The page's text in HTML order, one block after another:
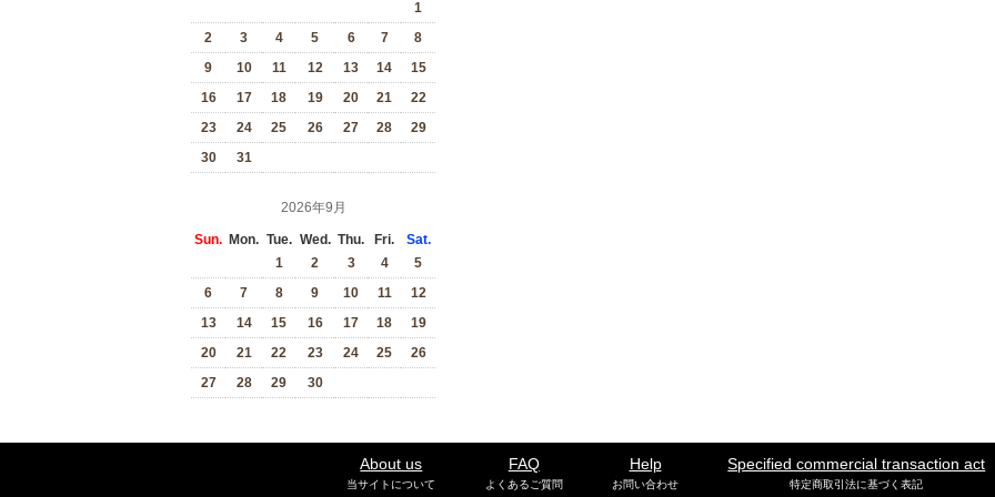
1
2
3 4 5 6 7
8
9
10 11 12 13 14
15
16
17 18 19 20 21
22
23
24 25 26 27 28
29
30
31
2026年9月
Sun. Mon. Tue. Wed. Thu. Fri.
Sat.
1
2 3 4
5
6
7 8 9 10 11
12
13
14 15 16 17 18
19
20
21 22 23 24 25
26
27
28 29 30
About us
当サイトについて
FAQ
よくあるご質問
Help
お問い合わせ
Specified commercial transaction act
特定商取引法に基づく表記